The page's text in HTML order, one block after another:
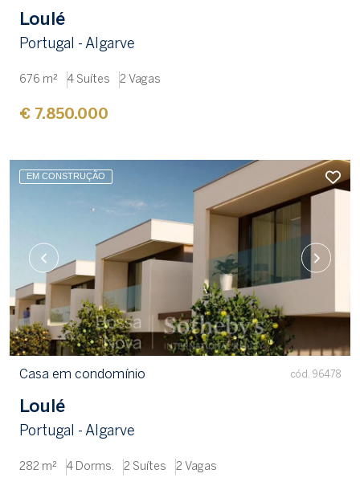
Loulé
Portugal - Algarve
676 m² 4 Suítes 2 Vagas
€ 7.850.000
EM CONSTRUÇÃO
Casa em condomínio cód. 96478
Loulé
Portugal - Algarve
282 m² 4 Dorms. 2 Suítes 2 Vagas